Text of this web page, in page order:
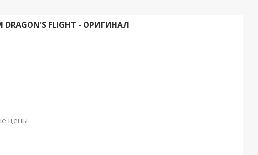
FLIGHT - ОРИГИНАЛ
цены